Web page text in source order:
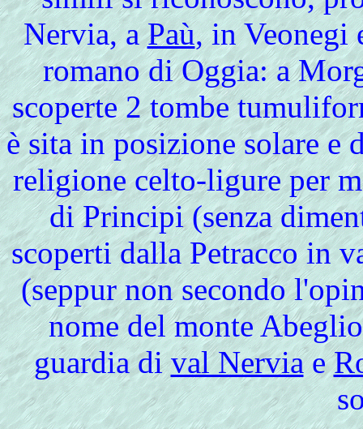
Nervia, aPaù, in Veonegi
romano di Oggia: a
scoperte 2 tombe
è sita in posizione solare e
religione celto-ligure per
di Principi (senza
scoperti dalla Petracco in
(seppur non secondo
nome del monte
guardia dival Nerviae